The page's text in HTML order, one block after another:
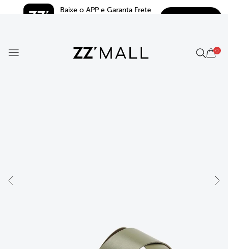
Baixe o APP e Garanta Frete
0